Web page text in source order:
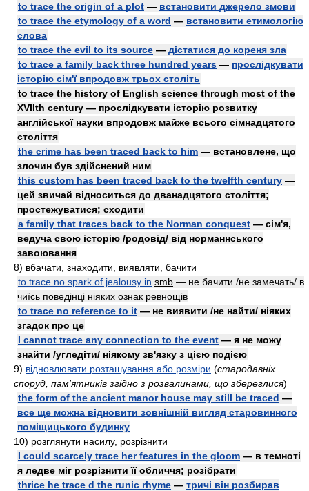
to trace the origin of a plot — встановити джерело змови
to trace the etymology of a word — встановити етимологію
слова
to trace the evil to its source — дістатися до кореня зла
to trace a family back three hundred years — прослідкувати
історію сім'ї впродовж трьох століть
to trace the history of English science through most of the
XVIIth century — прослідкувати історію розвитку
англійської науки впродовж майже всього сімнадцятого
століття
the crime has been traced back to him — встановлене, що
злочин був здійснений ним
this custom has been traced back to the twelfth century —
цей звичай відноситься до дванадцятого століття;
простежуватися; сходити
a family that traces back to the Norman conquest — сім'я,
ведуча свою історію /родовід/ від норманнського
завоювання
8) вбачати, знаходити, виявляти, бачити
to trace no spark of jealousy in smb — не бачити /не замечать/ в
чиїсь поведінці ніяких ознак ревнощів
to trace no reference to it — не виявити /не найти/ ніяких
згадок про це
I cannot trace any connection to the event — я не можу
знайти /угледіти/ ніякому зв'язку з цією подією
9) відновлювати розташування або розміри (стародавніх
споруд, пам'ятників згідно з розвалинами, що збереглися)
the form of the ancient manor house may still be traced —
все ще можна відновити зовнішній вигляд старовинного
поміщицького будинку
10) розглянути насилу, розрізнити
I could scarcely trace her features in the gloom — в темноті
я ледве міг розрізнити її обличчя; розібрати
thrice he trace d the runic rhyme — тричі він розбирав